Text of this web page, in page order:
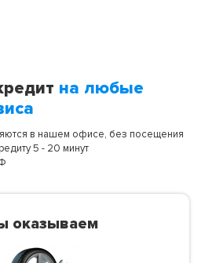
на любые
в нашем офисе, без посещения
5 - 20 минут
оказываем